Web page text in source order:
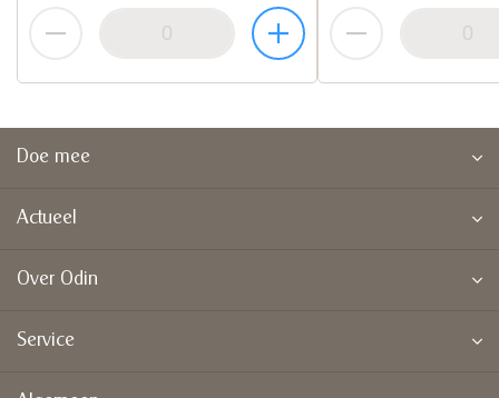
Doe mee
Actueel
Over Odin
Service